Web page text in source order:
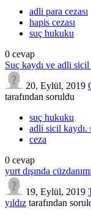
adli para cezası
hapis cezası
suç hukuku
0 cevap
Suç kaydı ve adli sicil
20, Eylül, 2019
tarafından soruldu
suç hukuku
adli sicil kaydı.
ceza
0 cevap
yurt dışında
19, Eylül, 2019
yıldız tarafından